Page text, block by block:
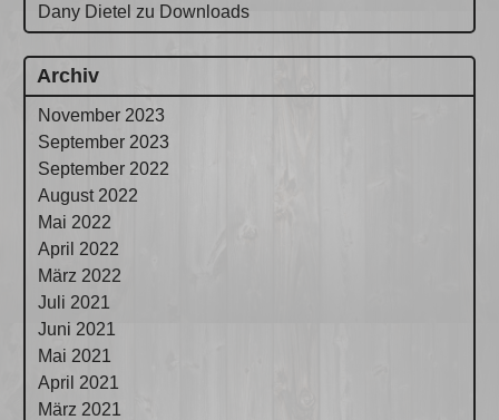
Dany Dietel zu Downloads
Archiv
November 2023
September 2023
September 2022
August 2022
Mai 2022
April 2022
März 2022
Juli 2021
Juni 2021
Mai 2021
April 2021
März 2021